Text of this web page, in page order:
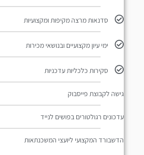
סדנאות מרצה מקיפות ומקצועיות
ימי עיון מקצועיים ובנושאי מכירות
סקירות כלכליות עדכניות
גישה לקבוצת פייסבוק
עדכונים רגולטורים בפושים לנייד​
הדשבורד המקצועי ליועצי המשכנתאות